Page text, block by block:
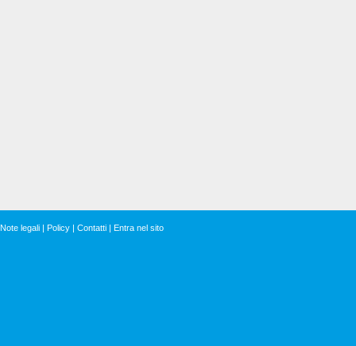
Note legali | Policy | Contatti | Entra nel sito